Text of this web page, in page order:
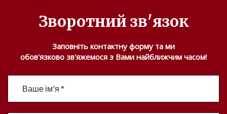
Зворотний зв'язок
Заповніть контактну форму та ми
обов'язково зв'яжемося з Вами найближчим часом!